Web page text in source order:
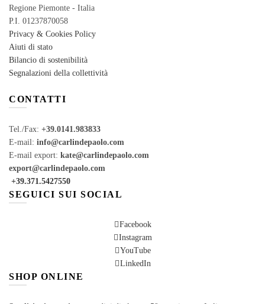
Regione Piemonte - Italia
P.I. 01237870058
Privacy & Cookies Policy
Aiuti di stato
Bilancio di sostenibilità
Segnalazioni della collettività
CONTATTI
Tel./Fax: +39.0141.983833
E-mail: info@carlindepaolo.com
E-mail export: kate@carlindepaolo.com
export@carlindepaolo.com
+39.371.5427550
SEGUICI SUI SOCIAL
Facebook
Instagram
YouTube
LinkedIn
SHOP ONLINE